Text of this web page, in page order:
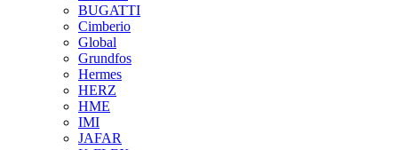
BUGATTI
Cimberio
Global
Grundfos
Hermes
HERZ
HME
IMI
JAFAR